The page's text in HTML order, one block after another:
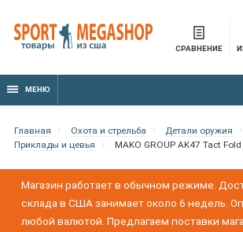
СРАВНЕНИЕ
МЕНЮ
Главная Охота и стрельба
Детали оружия
Приклады и цевья
MAKO GROUP AK47 Tact
Магазин работает в обычном режиме.
склада в США занимает около 6 недель.
любой валютой. Предлагаем поставки